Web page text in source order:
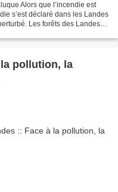
Alors que l’incendie est
s’est déclaré dans les Landes
Les forêts des Landes
la pollution, la